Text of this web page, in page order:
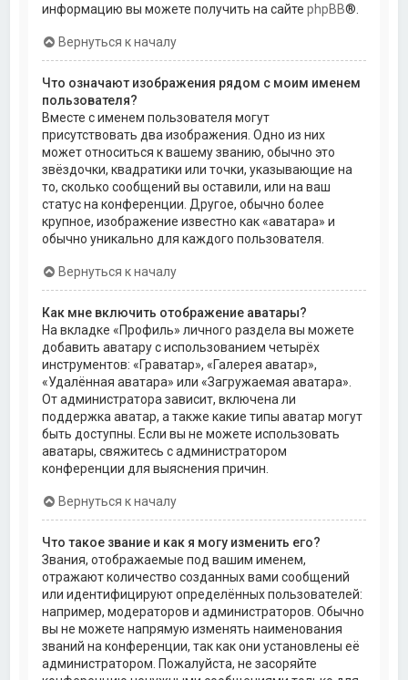
информацию вы можете получить на сайтеphpBB®.
Вернуться к началу
Что означают изображения рядом с моим именем
пользователя?
Вместе с именем пользователя могут
присутствовать два изображения. Одно из них
может относиться к вашему званию, обычно это
звёздочки, квадратики или точки, указывающие на
то, сколько сообщений вы оставили, или на ваш
статус на конференции. Другое, обычно более
крупное, изображение известно как «аватара» и
обычно уникально для каждого пользователя.
Вернуться к началу
Как мне включить отображение аватары?
На вкладке «Профиль» личного раздела вы можете
добавить аватару с использованием четырёх
инструментов: «Граватар», «Галерея аватар»,
«Удалённая аватара» или «Загружаемая аватара».
От администратора зависит, включена ли
поддержка аватар, а также какие типы аватар могут
быть доступны. Если вы не можете использовать
аватары, свяжитесь с администратором
конференции для выяснения причин.
Вернуться к началу
Что такое звание и как я могу изменить его?
Звания, отображаемые под вашим именем,
отражают количество созданных вами сообщений
или идентифицируют определённых пользователей:
например, модераторов и администраторов. Обычно
вы не можете напрямую изменять наименования
званий на конференции, так как они установлены её
администратором. Пожалуйста, не засоряйте